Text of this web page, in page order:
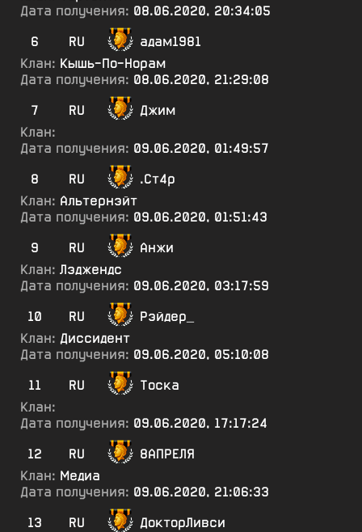
Дата получения: 08.06.2020, 20:34:05
6
RU
адам1981
Клан: Кышь-По-Норам
Дата получения: 08.06.2020, 21:29:08
7
RU
Джим
Клан:
Дата получения: 09.06.2020, 01:49:57
8
RU
.Ст4р
Клан: Альтернэйт
Дата получения: 09.06.2020, 01:51:43
9
RU
Анжи
Клан: Лэджендс
Дата получения: 09.06.2020, 03:17:59
10
RU
Рэйдер_
Клан: Диссидент
Дата получения: 09.06.2020, 05:10:08
11
RU
Тоска
Клан:
Дата получения: 09.06.2020, 17:17:24
12
RU
8АПРЕЛЯ
Клан: Медиа
Дата получения: 09.06.2020, 21:06:33
13
RU
ДокторЛивси